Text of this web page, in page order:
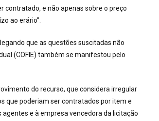
contratado, e não apenas sobre o preço
ao erário”.
que as questões suscitadas não
(COFIE) também se manifestou pelo
do recurso, que considera irregular
que poderiam ser contratados por item e
e à empresa vencedora da licitação